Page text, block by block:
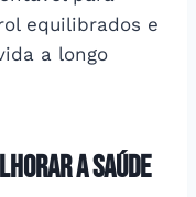
equilibrados e
a longo
a saúde